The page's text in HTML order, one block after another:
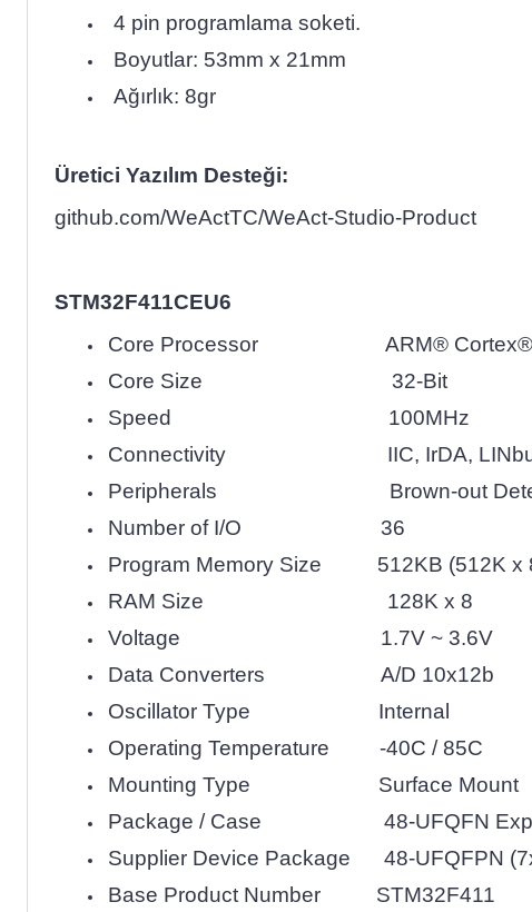
4 pin programlama soketi.
Boyutlar: 53mm x 21mm
Ağırlık: 8gr
Üretici Yazılım Desteği:
github.com/WeActTC/WeAct-Studio-Product
STM32F411CEU6
Core Processor ARM®
Core Size 32-Bit
Speed 100MHz
Connectivity IIC, IrDA, LINbus,
Peripherals Brown-out Detect/
Number of I/O 36
Program Memory Size 512KB (512K x
RAM Size 128K x 8
Voltage 1.7V ~ 3.6V
Data Converters A/D 10x12b
Oscillator Type Internal
Operating Temperature -40C / 85C
Mounting Type Surface Mount
Package / Case 48-UFQFN
Supplier Device Package 48-UFQFPN
Base Product Number STM32F411